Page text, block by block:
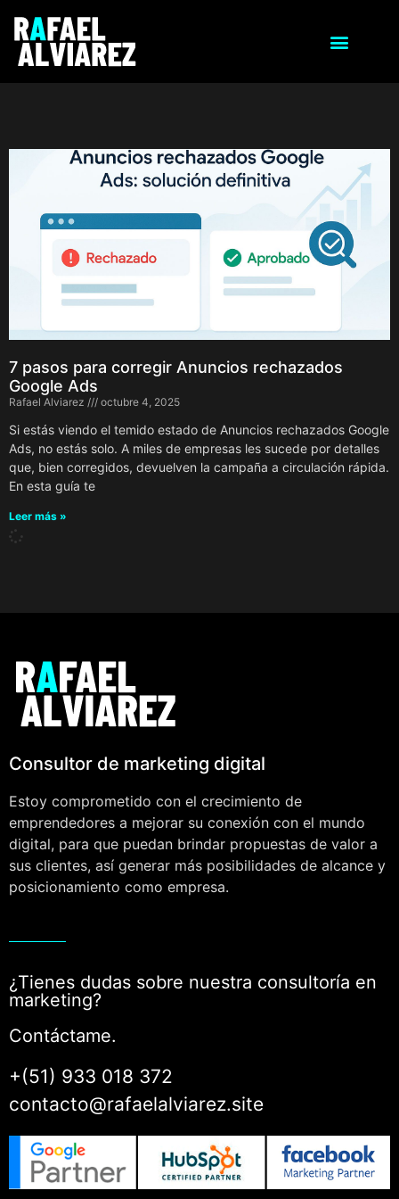
7 pasos para corregir Anuncios rechazados
Google Ads
Rafael Alviarez octubre 4, 2025
Si estás viendo el temido estado de Anuncios rechazados Google
Ads, no estás solo. A miles de empresas les sucede por detalles
que, bien corregidos, devuelven la campaña a circulación rápida.
En esta guía te
Leer más »
Consultor de marketing digital
Estoy comprometido con el crecimiento de
emprendedores a mejorar su conexión con el mundo
digital, para que puedan brindar propuestas de valor a
sus clientes, así generar más posibilidades de alcance y
posicionamiento como empresa.
¿Tienes dudas sobre nuestra consultoría en
marketing?
Contáctame.
+(51) 933 018 372
contacto@rafaelalviarez.site